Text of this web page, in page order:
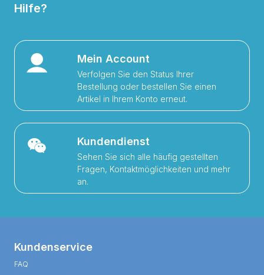
Hilfe?
Mein Account
Verfolgen Sie den Status Ihrer
Bestellung oder bestellen Sie einen
Artikel in Ihrem Konto erneut.
Kundendienst
Sehen Sie sich alle häufig gestellten
Fragen, Kontaktmöglichkeiten und mehr
an.
Kundenservice
FAQ